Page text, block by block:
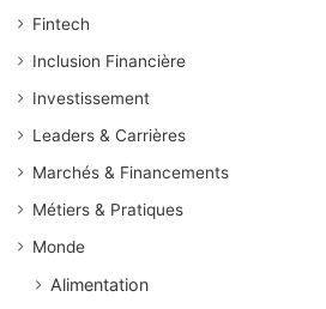
Fintech
Inclusion Financière
Investissement
Leaders & Carrières
Marchés & Financements
Métiers & Pratiques
Monde
Alimentation